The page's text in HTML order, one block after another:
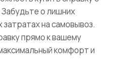
о лишних
на самовывоз.
прямо к вашему
комфорт и